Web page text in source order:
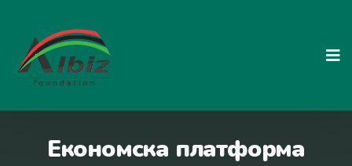
Економска платформа